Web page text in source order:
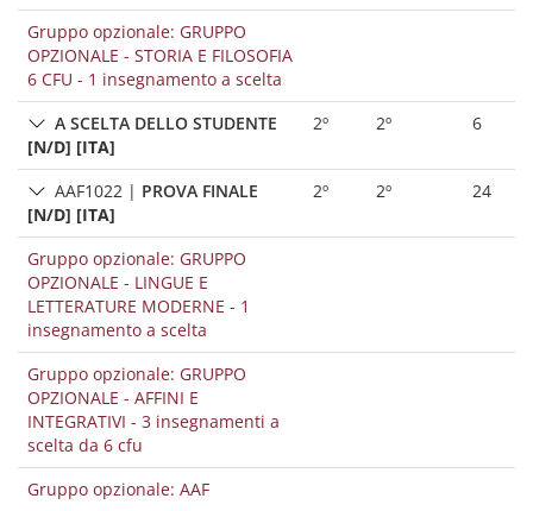
Gruppo opzionale: GRUPPO
OPZIONALE - STORIA E FILOSOFIA
6 CFU - 1 insegnamento a scelta
A SCELTA DELLO STUDENTE
[N/D] [ITA]
2º 2º 6
AAF1022 | PROVA FINALE
[N/D] [ITA]
2º 2º 24
Gruppo opzionale: GRUPPO
OPZIONALE - LINGUE E
LETTERATURE MODERNE - 1
insegnamento a scelta
Gruppo opzionale: GRUPPO
OPZIONALE - AFFINI E
INTEGRATIVI - 3 insegnamenti a
scelta da 6 cfu
Gruppo opzionale: AAF